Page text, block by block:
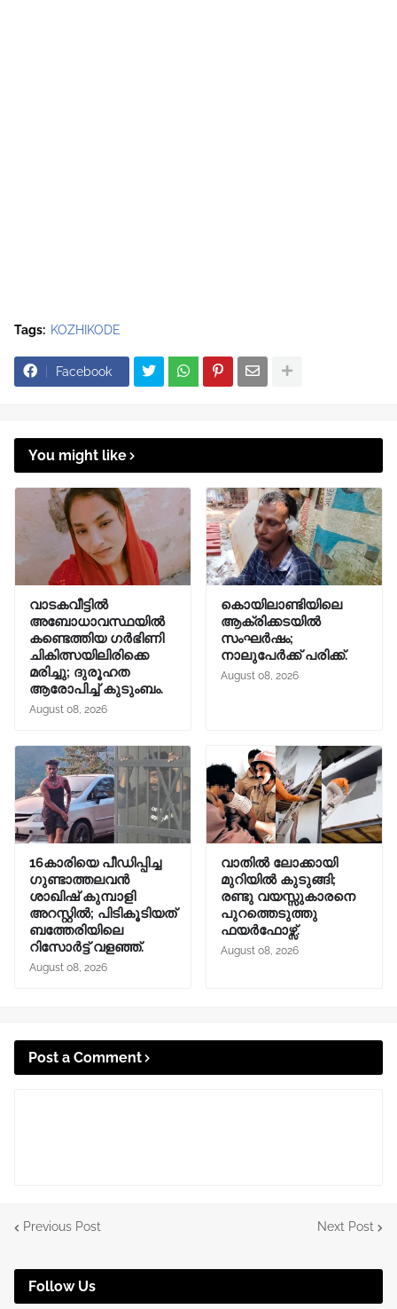
Tags: KOZHIKODE
Facebook
You might like
വാടകവീട്ടില്‍
അബോധാവസ്ഥയില്‍
കണ്ടെത്തിയ ഗര്‍ഭിണി
ചികിത്സയിലിരിക്കെ
മരിച്ചു; ദുരൂഹത
ആരോപിച്ച് കുടുംബം.
August 08, 2026
കൊയിലാണ്ടിയിലെ
ആക്രിക്കടയിൽ
സംഘർഷം;
നാലുപേർക്ക് പരിക്ക്.
August 08, 2026
16കാരിയെ പീഡിപ്പിച്ച
ഗുണ്ടാത്തലവൻ
ശാഖിഷ് കുമ്പാളി
അറസ്റ്റിൽ; പിടികൂടിയത്
ബത്തേരിയിലെ
റിസോർട്ട് വളഞ്ഞ്.
August 08, 2026
വാതിൽ ലോക്കായി
മുറിയിൽ കുടുങ്ങി;
രണ്ടു വയസ്സുകാരനെ
പുറത്തെടുത്തു
ഫയർഫോഴ്സ്.
August 08, 2026
Post a Comment
Previous Post Next Post
Follow Us